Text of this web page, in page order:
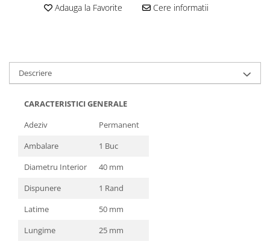
Adauga la Favorite Cere informatii
Descriere
CARACTERISTICI GENERALE
Adeziv
Permanent
Ambalare
1 Buc
Diametru Interior
40 mm
Dispunere
1 Rand
Latime
50 mm
Lungime
25 mm